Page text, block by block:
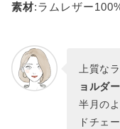
素材:ラムレザー
上質な
ョルダー
半月の
ドチェ